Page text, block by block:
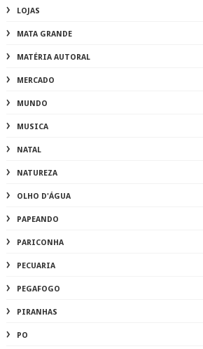
LOJAS
MATA GRANDE
MATÉRIA AUTORAL
MERCADO
MUNDO
MUSICA
NATAL
NATUREZA
OLHO D'ÁGUA
PAPEANDO
PARICONHA
PECUARIA
PEGAFOGO
PIRANHAS
PO